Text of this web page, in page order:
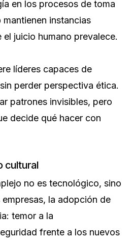
en los procesos de toma
instancias
juicio humano prevalece.
líderes capaces de
perder perspectiva ética.
patrones invisibles, pero
decide qué hacer con
cultural
no es tecnológico, sino
empresas, la adopción de
temor a la
frente a los nuevos